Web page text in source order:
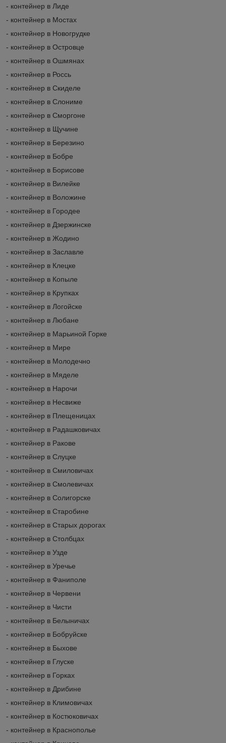
- контейнер в Лиде
- контейнер в Мостах
- контейнер в Новогрудке
- контейнер в Островце
- контейнер в Ошмянах
- контейнер в Россь
- контейнер в Скиделе
- контейнер в Слониме
- контейнер в Сморгоне
- контейнер в Щучине
- контейнер в Березино
- контейнер в Бобре
- контейнер в Борисове
- контейнер в Вилейке
- контейнер в Воложине
- контейнер в Городее
- контейнер в Дзержинске
- контейнер в Жодино
- контейнер в Заславле
- контейнер в Клецке
- контейнер в Копыле
- контейнер в Крупках
- контейнер в Логойске
- контейнер в Любане
- контейнер в Марьиной Горке
- контейнер в Мире
- контейнер в Молодечно
- контейнер в Мяделе
- контейнер в Нарочи
- контейнер в Несвиже
- контейнер в Плещеницах
- контейнер в Радашковичах
- контейнер в Ракове
- контейнер в Слуцке
- контейнер в Смиловичах
- контейнер в Смолевичах
- контейнер в Солигорске
- контейнер в Старобине
- контейнер в Старых дорогах
- контейнер в Столбцах
- контейнер в Узде
- контейнер в Уречье
- контейнер в Фаниполе
- контейнер в Червени
- контейнер в Чисти
- контейнер в Белыничах
- контейнер в Бобруйске
- контейнер в Быхове
- контейнер в Глуске
- контейнер в Горках
- контейнер в Дрибине
- контейнер в Климовичах
- контейнер в Костюковичах
- контейнер в Краснополье